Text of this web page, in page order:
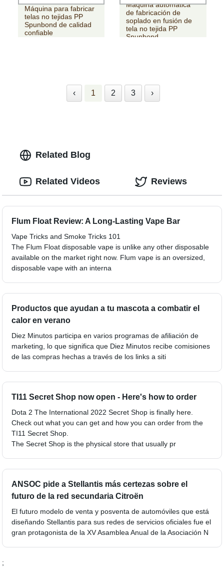
Máquina para fabricar
telas no tejidas PP
Spunbond de calidad
confiable
Máquina automática
de fabricación de
soplado en fusión de
tela no tejida PP
Spunbond
‹ 1 2 3 ›
Related Blog
Flum Float Review: A Long-Lasting Vape Bar
Vape Tricks and Smoke Tricks 101
The Flum Float disposable vape is unlike any other disposable
available on the market right now. Flum vape is an oversized,
disposable vape with an interna
Productos que ayudan a tu mascota a combatir el
calor en verano
Diez Minutos participa en varios programas de afiliación de
marketing, lo que significa que Diez Minutos recibe comisiones
de las compras hechas a través de los links a siti
TI11 Secret Shop now open - Here's how to order
Dota 2 The International 2022 Secret Shop is finally here.
Check out what you can get and how you can order from the
TI11 Secret Shop.
The Secret Shop is the physical store that usually pr
ANSOC pide a Stellantis más certezas sobre el
futuro de la red secundaria Citroën
El futuro modelo de venta y posventa de automóviles que está
diseñando Stellantis para sus redes de servicios oficiales fue el
gran protagonista de la XV Asamblea Anual de la Asociación N
;
Related Videos Reviews